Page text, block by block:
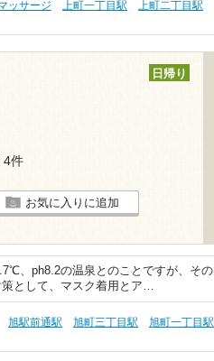
ッサージ 上町一丁目駅
上町二丁目駅
日帰り
4件
お気に入りに追加
、ph8.2の温泉とのことですが、その
として、マスク着用とア…
旭駅前通駅 旭町三丁目駅
旭町一丁目駅